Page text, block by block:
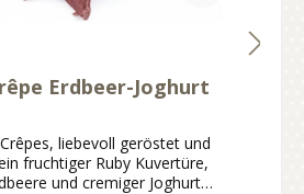
Erdbeer-Joghurt
liebevoll geröstet und
fruchtiger Ruby Kuvertüre,
und cremiger Joghurt